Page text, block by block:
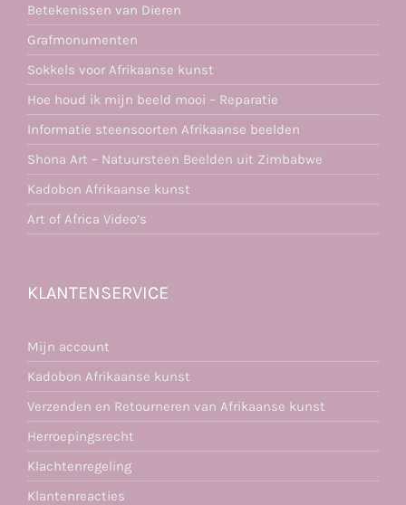
Betekenissen van Dieren
Grafmonumenten
Sokkels voor Afrikaanse kunst
Hoe houd ik mijn beeld mooi – Reparatie
Informatie steensoorten Afrikaanse beelden
Shona Art – Natuursteen Beelden uit Zimbabwe
Kadobon Afrikaanse kunst
Art of Africa Video’s
KLANTENSERVICE
Mijn account
Kadobon Afrikaanse kunst
Verzenden en Retourneren van Afrikaanse kunst
Herroepingsrecht
Klachtenregeling
Klantenreacties